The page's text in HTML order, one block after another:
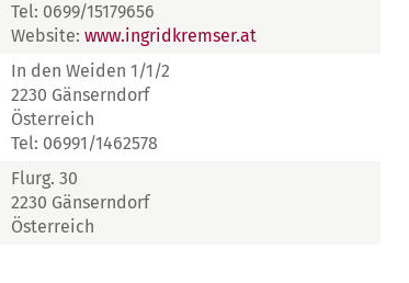
Tel: 0699/15179656
Website: www.ingridkremser.at
In den Weiden 1/1/2
2230 Gänserndorf
Österreich
Tel: 06991/1462578
Flurg. 30
2230 Gänserndorf
Österreich